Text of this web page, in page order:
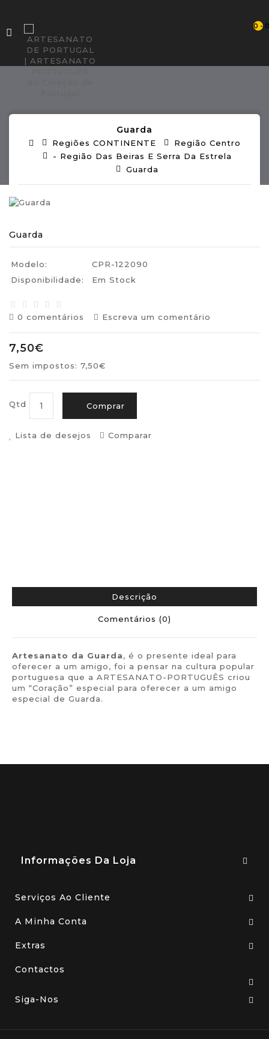
0 -
Guarda
Regiões CONTINENTE
Região Centro
- Região Das Beiras E Serra Da Estrela
Guarda
Guarda
Modelo:
CPR-122090
Disponibilidade:
Em Stock
0 comentários Escreva um comentário
7,50€
Sem impostos: 7,50€
Qtd Comprar
Lista de desejos Comparar
Descrição
Comentários (0)
Artesanato da Guarda, é o presente ideal para
oferecer a um amigo, foi a pensar na cultura popular
portuguesa que a ARTESANATO-PORTUGUÊS criou
um “Coração” especial para oferecer a um amigo
especial de Guarda.
Informações Da Loja
Serviços Ao Cliente
A Minha Conta
Extras
Contactos
Siga-Nos